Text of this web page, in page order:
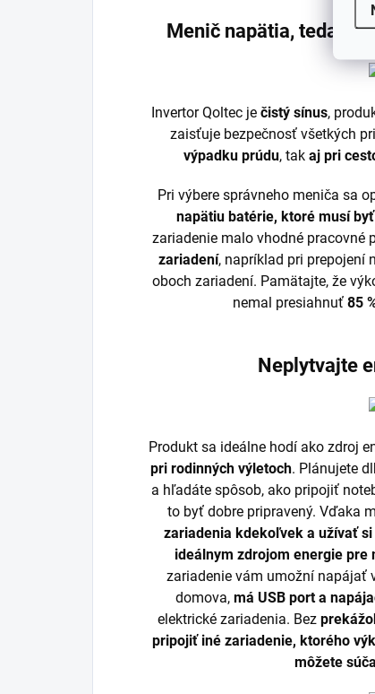
Menič napätia, teda
Invertor Qoltec ječistý sínus,
zaisťuje bezpečnosť všetkých
výpadku prúdu, takaj pri
Pri výbere správneho meniča sa
napätiu batérie, ktoré musí
zariadenie malo vhodné pracovné
zariadení, napríklad pri prepojení
oboch zariadení. Pamätajte, že
nemal presiahnuť85
Neplytvajte
Produkt sa ideálne hodí ako zdroj
pri rodinných výletoch. Plánujete
a hľadáte spôsob, ako pripojiť
to byť dobre pripravený. Vďaka
zariadenia kdekoľvek a užívať
ideálnym zdrojom energie pre
zariadenie vám umožní napájať
domova,má USB port a
elektrické zariadenia. Bez
pripojiť iné zariadenie, ktorého
môžete